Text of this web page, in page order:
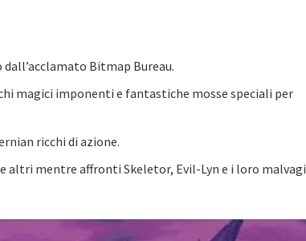
Bitmap Bureau.
magici imponenti e fantastiche mosse speciali per
ricchi di azione.
altri mentre affronti Skeletor, Evil-Lyn e i loro malvagi